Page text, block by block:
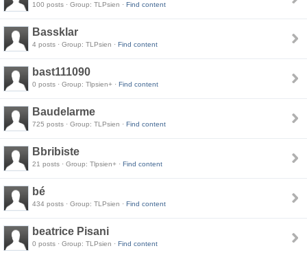
100 posts · Group: TLPsien · Find content
Bassklar
4 posts · Group: TLPsien · Find content
bast111090
0 posts · Group: Tlpsien+ · Find content
Baudelarme
725 posts · Group: TLPsien · Find content
Bbribiste
21 posts · Group: Tlpsien+ · Find content
bé
434 posts · Group: TLPsien · Find content
beatrice Pisani
0 posts · Group: TLPsien · Find content